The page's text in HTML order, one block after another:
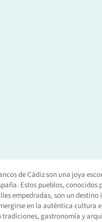
de Cádiz son una joya
Estos pueblos, conocidos
empedradas, son un
en la auténtica cultura
tradiciones, gastronomía y